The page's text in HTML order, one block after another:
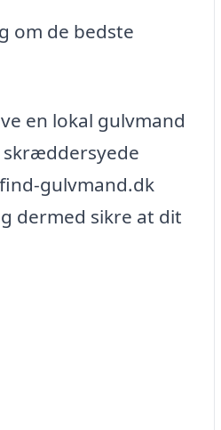
om de bedste
en lokal gulvmand
skræddersyede
gulvmand.dk
dermed sikre at dit